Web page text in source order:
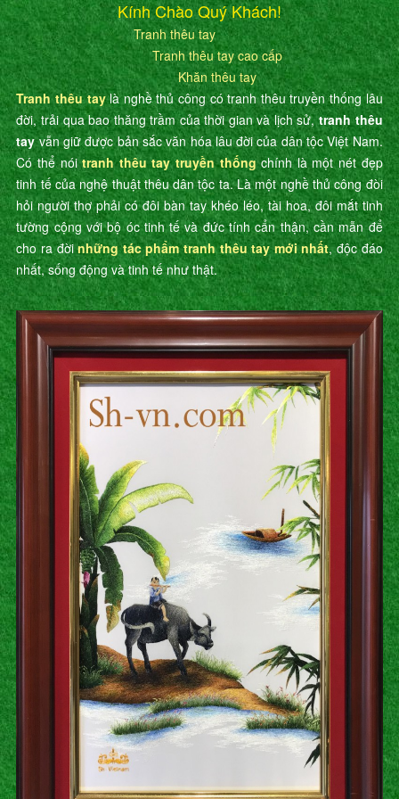
Kính Chào Quý Khách!
Tranh thêu tay
Tranh thêu tay cao cấp
Khăn thêu tay
Tranh thêu taylà nghề thủ công có tranh thêu truyền thống lâu
đời, trải qua bao thăng trầm của thời gian và lịch sử,tranh thêu
tayvẫn giữ được bản sắc văn hóa lâu đời của dân tộc Việt Nam.
Có thể nóitranh thêu tay truyền thốngchính là một nét đẹp
tinh tế của nghệ thuật thêu dân tộc ta. Là một nghề thủ công đòi
hỏi người thợ phải có đôi bàn tay khéo léo, tài hoa, đôi mắt tinh
tường cộng với bộ óc tinh tế và đức tính cẩn thận, cần mẫn để
cho ra đờinhững tác phẩm tranh thêu tay mới nhất, độc đáo
nhất, sống động và tinh tế như thật.